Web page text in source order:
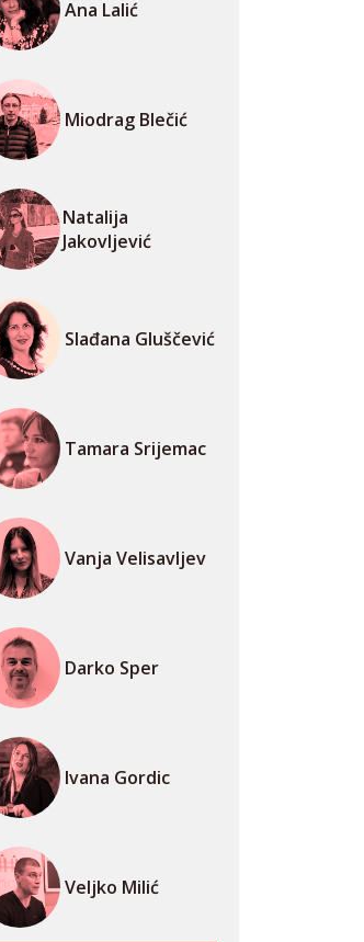
Ana Lalić
Miodrag Blečić
Natalija
Jakovljević
Slađana Gluščević
Tamara Srijemac
Vanja Velisavljev
Darko Sper
Ivana Gordic
Veljko Milić